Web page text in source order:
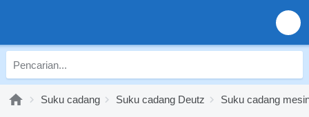
Suku cadang Suku cadang Deutz Suku cadang